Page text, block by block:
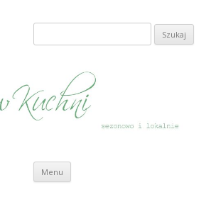
Szukaj:
Menu Przeskocz do treści